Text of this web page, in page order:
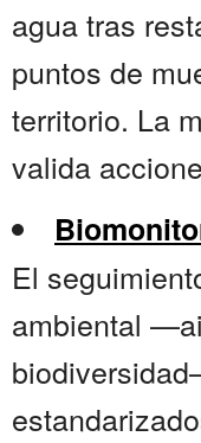
agua tras
puntos de
territorio. La
valida
El
ambiental